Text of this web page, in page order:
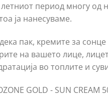
период многу од
ја нанесуваме.
пак, кремите за
на вашето лице,
во топлите и